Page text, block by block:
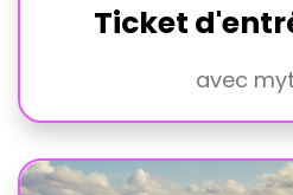
Ticket
avec